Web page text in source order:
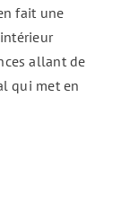
fait une
allant de
qui met en